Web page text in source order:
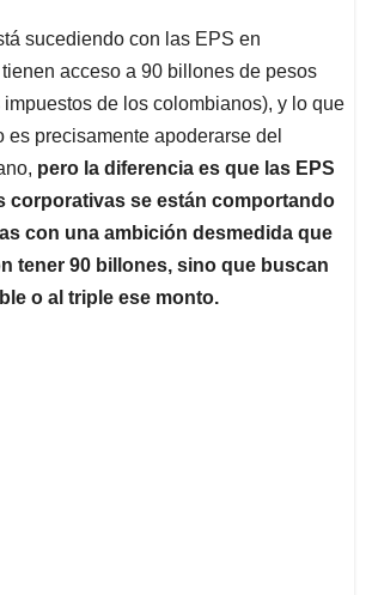
sucediendo con las EPS en
acceso a 90 billones de pesos
impuestos de los colombianos), y lo que
es precisamente apoderarse del
pero la diferencia es que las EPS
corporativas se están comportando
con una ambición desmedida que
tener 90 billones, sino que buscan
o al triple ese monto.